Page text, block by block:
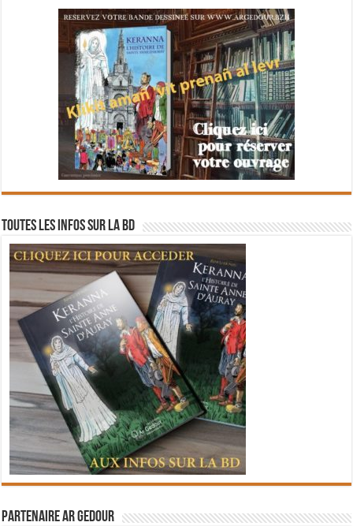
Toutes les infos sur la BD
Partenaire Ar Gedour